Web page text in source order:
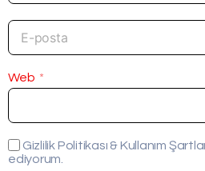
Web
Gizlilik Politikası & Kullanım
ediyorum.